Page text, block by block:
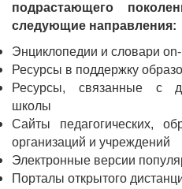
подрастающего
следующие направления:
Энциклопедии и словари
Ресурсы в поддержку
Ресурсы, связанные с
школы
Сайты педагогических,
организаций и учреждений
Электронные версии
Порталы открытого